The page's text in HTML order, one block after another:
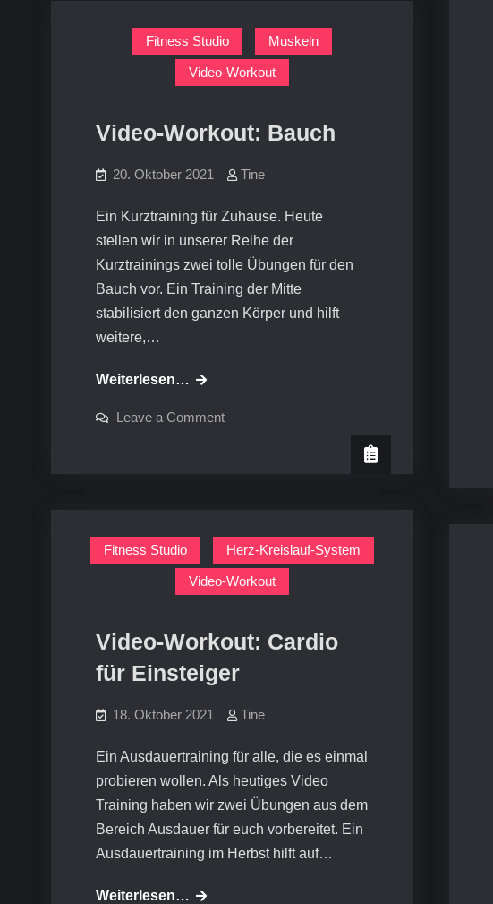
Fitness Studio Muskeln
Video-Workout
Video-Workout: Bauch
20. Oktober 2021 Tine
Ein Kurztraining für Zuhause. Heute
stellen wir in unserer Reihe der
Kurztrainings zwei tolle Übungen für den
Bauch vor. Ein Training der Mitte
stabilisiert den ganzen Körper und hilft
weitere,…
Weiterlesen… Video-
Bauch
Leave a Commenton
Fitness Studio Herz-Kreislauf-System
Video-Workout
Video-Workout: Cardio
für Einsteiger
18. Oktober 2021 Tine
Ein Ausdauertraining für alle, die es einmal
probieren wollen. Als heutiges Video
Training haben wir zwei Übungen aus dem
Bereich Ausdauer für euch vorbereitet. Ein
Ausdauertraining im Herbst hilft auf…
Weiterlesen… Video-